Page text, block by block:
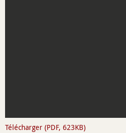
Télécharger (PDF, 623KB)